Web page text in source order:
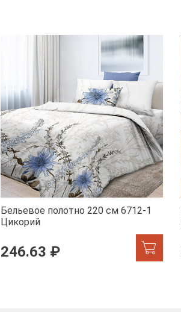
Бельевое полотно 220 см 6712-1
Цикорий
246.63 ₽